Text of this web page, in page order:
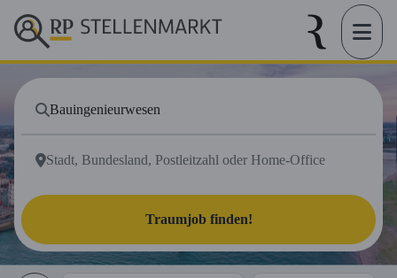
Traumjob finden!